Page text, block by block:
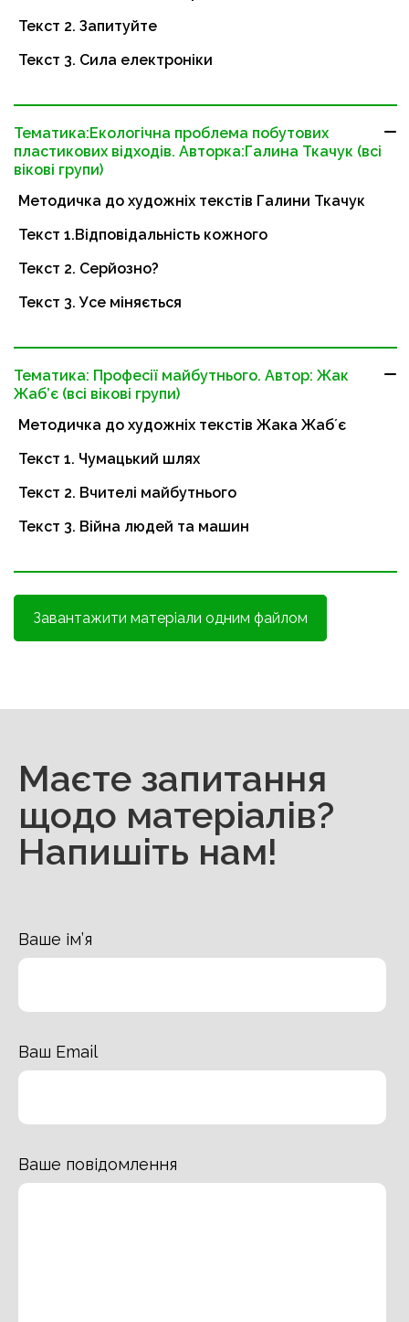
Текст 2. Запитуйте
Текст 3. Сила електроніки
Тематика:Екологічна проблема побутових
пластикових відходів. Авторка:Галина Ткачук (всі
вікові групи)
Методичка до художніх текстів Галини Ткачук
Текст 1.Відповідальність кожного
Текст 2. Серйозно?
Текст 3. Усе міняється
Тематика: Професії майбутнього. Автор: Жак
Жаб’є (всі вікові групи)
Методичка до художніх текстів Жака Жабʼє
Текст 1. Чумацький шлях
Текст 2. Вчителі майбутнього
Текст 3. Війна людей та машин
Завантажити матеріали одним файлом
Маєте запитання
щодо матеріалів?
Напишіть нам!
Ваше ім’я
Ваш Email
Ваше повідомлення